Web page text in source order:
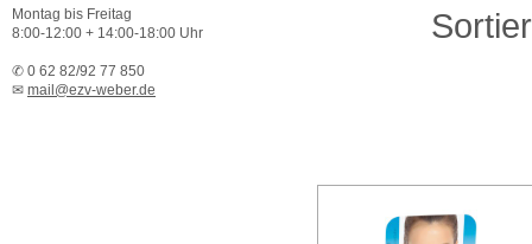
Montag bis Freitag
8:00-12:00 + 14:00-18:00 Uhr
✆ 0 62 82/92 77 850
✉ mail@ezv-weber.de